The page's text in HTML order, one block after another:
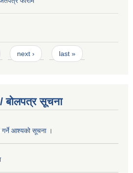
next › last »
बोलपत्र सूचना
गर्ने आश्यको सूचना ।